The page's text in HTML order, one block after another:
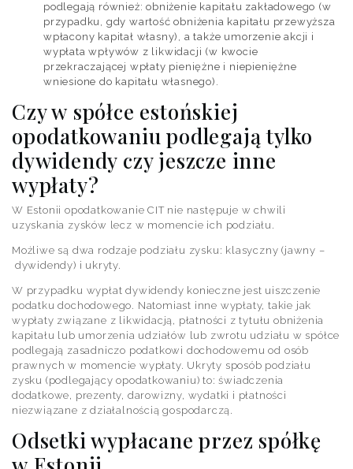
podlegają również: obniżenie kapitału zakładowego (w
przypadku, gdy wartość obniżenia kapitału przewyższa
wpłacony kapitał własny), a także umorzenie akcji i
wypłata wpływów z likwidacji (w kwocie
przekraczającej wpłaty pieniężne i niepieniężne
wniesione do kapitału własnego).
Czy w spółce estońskiej
opodatkowaniu podlegają tylko
dywidendy czy jeszcze inne
wypłaty?
W Estonii opodatkowanie CIT nie następuje w chwili
uzyskania zysków lecz w momencie ich podziału.
Możliwe są dwa rodzaje podziału zysku: klasyczny (jawny –
dywidendy) i ukryty.
W przypadku wypłat dywidendy konieczne jest uiszczenie
podatku dochodowego. Natomiast inne wypłaty, takie jak
wypłaty związane z likwidacją, płatności z tytułu obniżenia
kapitału lub umorzenia udziałów lub zwrotu udziału w spółce
podlegają zasadniczo podatkowi dochodowemu od osób
prawnych w momencie wypłaty. Ukryty sposób podziału
zysku (podlegający opodatkowaniu) to: świadczenia
dodatkowe, prezenty, darowizny, wydatki i płatności
niezwiązane z działalnością gospodarczą.
Odsetki wypłacane przez spółkę